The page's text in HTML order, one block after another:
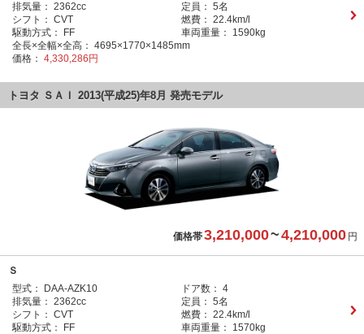
排気量： 2362cc 定員： 5名
シフト： CVT 燃費： 22.4km/l
駆動方式：
FF 車両重量：
1590kg
全長×全幅×全高： 4695×1770×1485mm
価格： 4,330,286円
トヨタ ＳＡＩ 2013(平成25)年8月 発売モデル
価格帯3,210,000~4,210,000 円
Ｓ
型式：
DAA-AZK10 ドア数： 4
排気量： 2362cc 定員： 5名
シフト： CVT 燃費： 22.4km/l
駆動方式：
FF 車両重量：
1570kg